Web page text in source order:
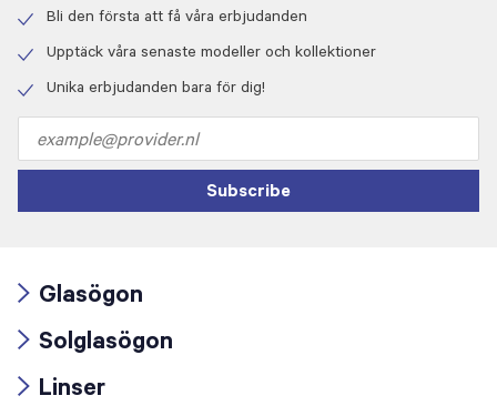
icon
Bli den första att få våra erbjudanden
icon
Upptäck våra senaste modeller och kollektioner
Unika erbjudanden bara för dig!
address
Subscribe
icon
Glasögon
icon
Solglasögon
Linser